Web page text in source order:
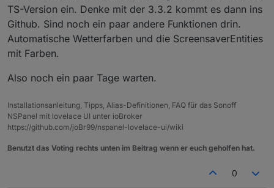
TS-Version ein. Denke mit der 3.3.2 kommt es dann ins
Github. Sind noch ein paar andere Funktionen drin.
Automatische Wetterfarben und die ScreensaverEntities
mit Farben.
Also noch ein paar Tage warten.
Installationsanleitung, Tipps, Alias-Definitionen, FAQ für das Sonoff
NSPanel mit lovelace UI unter ioBroker
https://github.com/joBr99/nspanel-lovelace-ui/wiki
Benutzt das Voting rechts unten im Beitrag wenn er euch geholfen hat.
0